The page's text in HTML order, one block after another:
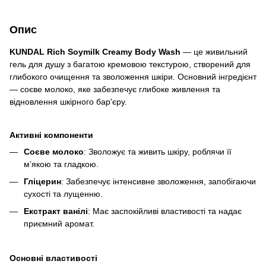
Опис
KUNDAL Rich Soymilk Creamy Body Wash — це живильний
гель для душу з багатою кремовою текстурою, створений для
глибокого очищення та зволоження шкіри. Основний інгредієнт
— соєве молоко, яке забезпечує глибоке живлення та
відновлення шкірного бар'єру.
Активні компоненти
Соєве молоко: Зволожує та живить шкіру, роблячи її
м’якою та гладкою.
Гліцерин: Забезпечує інтенсивне зволоження, запобігаючи
сухості та лущенню.
Екстракт ванілі: Має заспокійливі властивості та надає
приємний аромат.
Основні властивості